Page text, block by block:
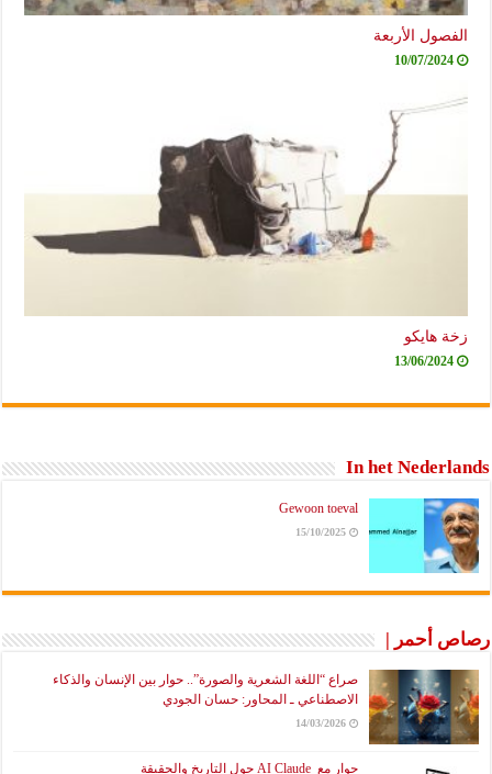
الفصول الأربعة
10/07/2024
زخة هايكو
13/06/2024
In het Nederlands
Gewoon toeval
15/10/2025
رصاص أحمر |
صراع “اللغة الشعرية والصورة”.. حوار بين الإنسان والذكاء
الاصطناعي ـ المحاور: حسان الجودي
14/03/2026
حوار مع AI Claude حول التاريخ والحقيقة